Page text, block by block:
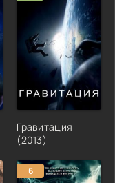
Гравитация
(2013)
6